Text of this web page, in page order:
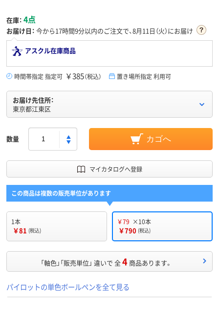
在庫： 4点
お届け日： 今から17時間9分以内のご注文で、8月11日（火）にお届け
アスクル在庫商品
時間帯指定 指定可 ￥385（税込） 置き場所指定 利用可
お届け先住所：
東京都江東区
数量 カゴへ
マイカタログへ登録
この商品は複数の販売単位があります
1本
￥81 (税込)
￥79 ×10本
￥790 (税込)
「軸色」「販売単位」 違いで 全4 商品あります。
パイロットの単色ボールペンを全て見る